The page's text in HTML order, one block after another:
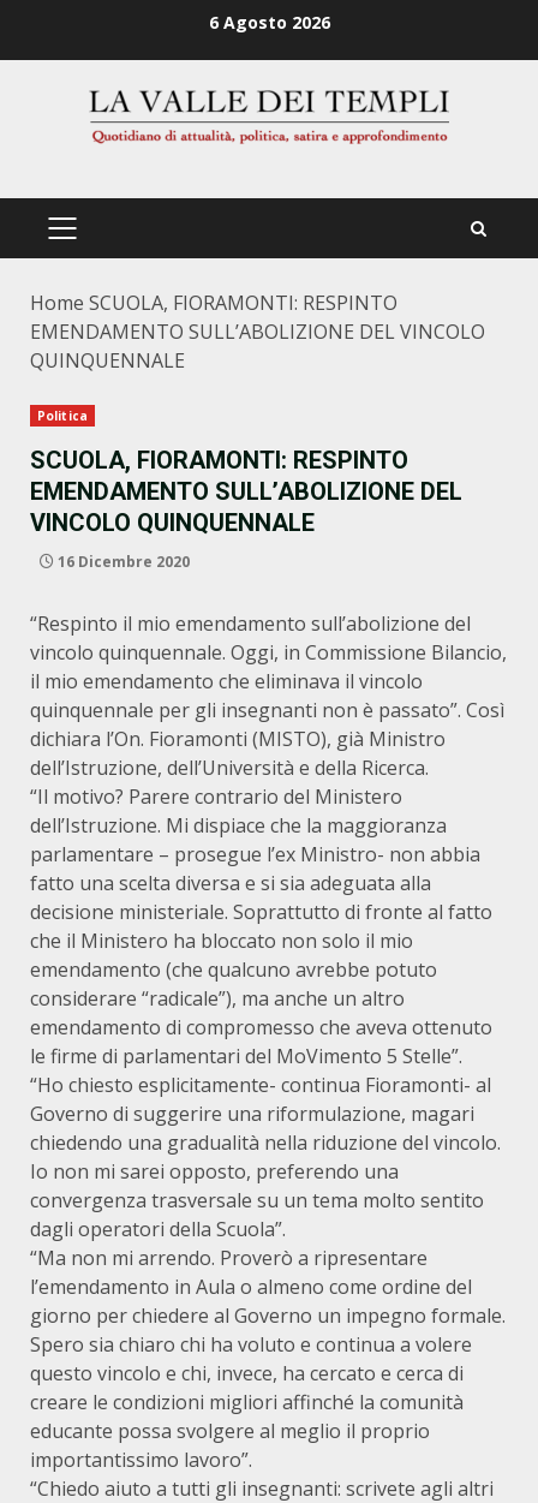
6 Agosto 2026
PRIMÄRES
Home SCUOLA, FIORAMONTI: RESPINTO
EMENDAMENTO SULL’ABOLIZIONE DEL VINCOLO
QUINQUENNALE
Politica
SCUOLA, FIORAMONTI: RESPINTO
EMENDAMENTO SULL’ABOLIZIONE DEL
VINCOLO QUINQUENNALE
16 Dicembre 2020
“Respinto il mio emendamento sull’abolizione del
vincolo quinquennale. Oggi, in Commissione Bilancio,
il mio emendamento che eliminava il vincolo
quinquennale per gli insegnanti non è passato”. Così
dichiara l’On. Fioramonti (MISTO), già Ministro
dell’Istruzione, dell’Università e della Ricerca.
“Il motivo? Parere contrario del Ministero
dell’Istruzione. Mi dispiace che la maggioranza
parlamentare – prosegue l’ex Ministro- non abbia
fatto una scelta diversa e si sia adeguata alla
decisione ministeriale. Soprattutto di fronte al fatto
che il Ministero ha bloccato non solo il mio
emendamento (che qualcuno avrebbe potuto
considerare “radicale”), ma anche un altro
emendamento di compromesso che aveva ottenuto
le firme di parlamentari del MoVimento 5 Stelle”.
“Ho chiesto esplicitamente- continua Fioramonti- al
Governo di suggerire una riformulazione, magari
chiedendo una gradualità nella riduzione del vincolo.
Io non mi sarei opposto, preferendo una
convergenza trasversale su un tema molto sentito
dagli operatori della Scuola”.
“Ma non mi arrendo. Proverò a ripresentare
l’emendamento in Aula o almeno come ordine del
giorno per chiedere al Governo un impegno formale.
Spero sia chiaro chi ha voluto e continua a volere
questo vincolo e chi, invece, ha cercato e cerca di
creare le condizioni migliori affinché la comunità
educante possa svolgere al meglio il proprio
importantissimo lavoro”.
“Chiedo aiuto a tutti gli insegnanti: scrivete agli altri